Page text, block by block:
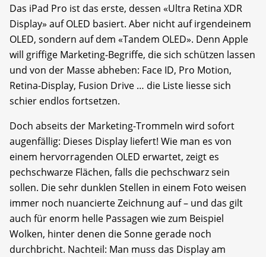
Das iPad Pro ist das erste, dessen «Ultra Retina XDR
Display» auf OLED basiert. Aber nicht auf irgendeinem
OLED, sondern auf dem «Tandem OLED». Denn Apple
will griffige Marketing-Begriffe, die sich schützen lassen
und von der Masse abheben: Face ID, Pro Motion,
Retina-Display, Fusion Drive … die Liste liesse sich
schier endlos fortsetzen.
Doch abseits der Marketing-Trommeln wird sofort
augenfällig: Dieses Display liefert! Wie man es von
einem hervorragenden OLED erwartet, zeigt es
pechschwarze Flächen, falls die pechschwarz sein
sollen. Die sehr dunklen Stellen in einem Foto weisen
immer noch nuancierte Zeichnung auf – und das gilt
auch für enorm helle Passagen wie zum Beispiel
Wolken, hinter denen die Sonne gerade noch
durchbricht. Nachteil: Man muss das Display am